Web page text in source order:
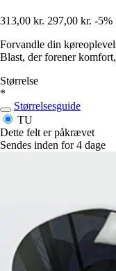
313,00 kr. 297,00 kr. -5%
Forvandle din
Blast, der forener
Størrelse
*
Størrelsesguide
TU
Dette felt er påkrævet
Sendes inden for 4 dage